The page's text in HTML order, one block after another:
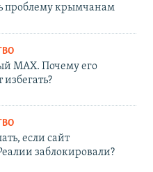
проблему крымчанам
MAX. Почему его
избегать?
если сайт
заблокировали?